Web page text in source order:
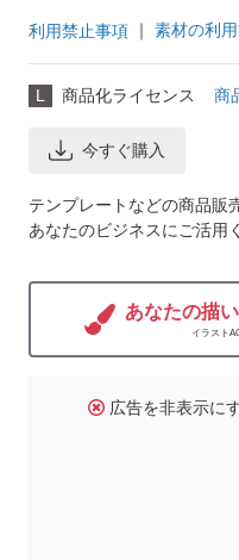
利用禁止事項 ｜ 素材の利
L 商品化ライセンス 商
今すぐ購入
テンプレートなどの商品販
あなたのビジネスにご活用
あなたの描
イラスト
広告を非表示に